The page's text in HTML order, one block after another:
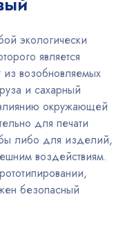
экологически
является
из возобновляемых
и сахарный
окружающей
для печати
либо для изделий,
воздействиям.
безопасный